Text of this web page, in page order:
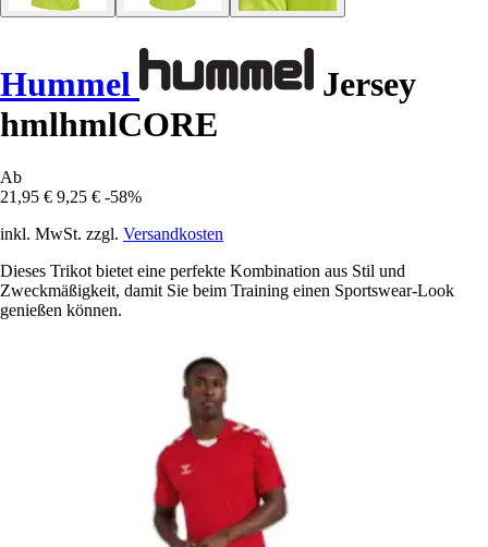
Hummel
Jersey
hmlhmlCORE
Ab
21,95 € 9,25 € -58%
inkl. MwSt. zzgl. Versandkosten
Dieses Trikot bietet eine perfekte Kombination aus Stil und
Zweckmäßigkeit, damit Sie beim Training einen Sportswear-Look
genießen können.